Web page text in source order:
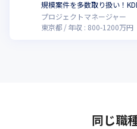
規模案件を多数取り扱い！
プロジェクトマネージャー
東京都
年収 : 800-1200万円
同じ職